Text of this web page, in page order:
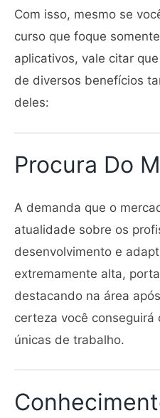
Com isso, mesmo se
curso que foque
aplicativos, vale citar
de diversos benefícios
deles:
Procura Do
A demanda que o
atualidade sobre os
desenvolvimento e
extremamente alta,
destacando na área
certeza você
únicas de trabalho.